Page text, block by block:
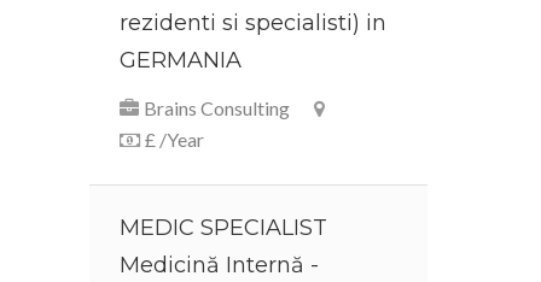
rezidenti si specialisti) in
GERMANIA
Brains Consulting
£ /Year
MEDIC SPECIALIST
Medicină Internă -